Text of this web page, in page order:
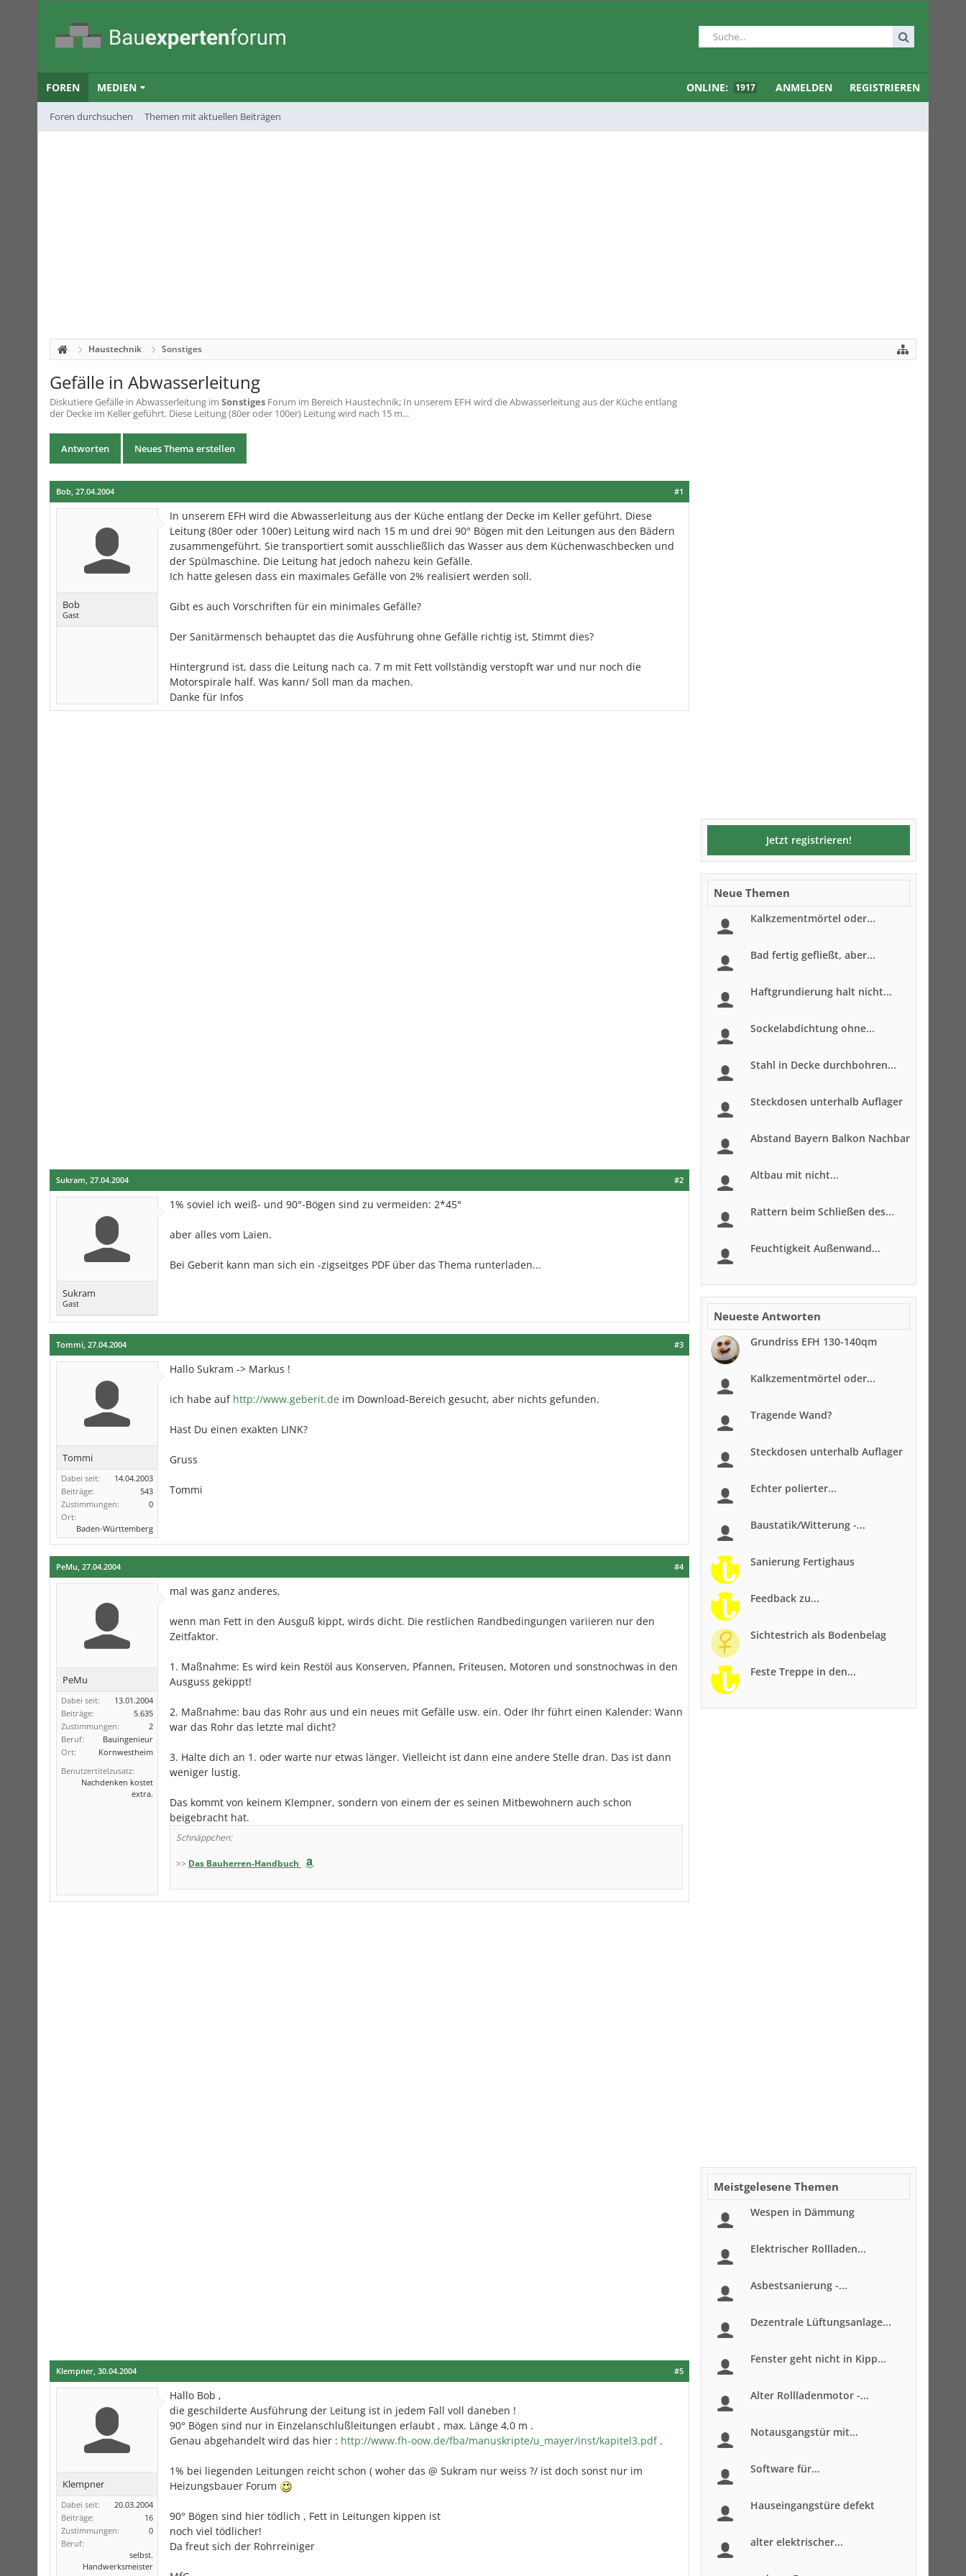
FOREN
Foren durchsuchen Themen mit aktuellen Beiträgen
MEDIEN ONLINE: 1917 ANMELDEN REGISTRIEREN
Haustechnik Sonstiges
Gefälle in Abwasserleitung
DiskutiereGefälle in Abwasserleitung im Sonstiges Forum im Bereich Haustechnik; In unserem EFH wird die Abwasserleitung aus der Küche entlang
der Decke im Keller geführt. Diese Leitung (80er oder 100er) Leitung wird nach 15 m...
Antworten Neues Thema erstellen
#1
Bob, 27.04.2004
Bob
Gast
In unserem EFH wird die Abwasserleitung aus der Küche entlang der Decke im Keller geführt. Diese
Leitung (80er oder 100er) Leitung wird nach 15 m und drei 90° Bögen mit den Leitungen aus den Bädern
zusammengeführt. Sie transportiert somit ausschließlich das Wasser aus dem Küchenwaschbecken und
der Spülmaschine. Die Leitung hat jedoch nahezu kein Gefälle.
Ich hatte gelesen dass ein maximales Gefälle von 2% realisiert werden soll.
Gibt es auch Vorschriften für ein minimales Gefälle?
Der Sanitärmensch behauptet das die Ausführung ohne Gefälle richtig ist, Stimmt dies?
Hintergrund ist, dass die Leitung nach ca. 7 m mit Fett vollständig verstopft war und nur noch die
Motorspirale half. Was kann/ Soll man da machen.
Danke für Infos
#2
Sukram, 27.04.2004
Sukram
Gast
1% soviel ich weiß- und 90°-Bögen sind zu vermeiden: 2*45°
aber alles vom Laien.
Bei Geberit kann man sich ein -zigseitges PDF über das Thema runterladen...
#3
Tommi, 27.04.2004
Tommi
Dabei seit:
14.04.2003
Beiträge:
543
Zustimmungen:
0
Ort:
Baden-Württemberg
Hallo Sukram -> Markus !
ich habe auf http://www.geberit.de im Download-Bereich gesucht, aber nichts gefunden.
Hast Du einen exakten LINK?
Gruss
Tommi
#4
PeMu, 27.04.2004
PeMu
Dabei seit:
13.01.2004
Beiträge:
5.635
Zustimmungen:
2
Beruf:
Bauingenieur
Ort:
Kornwestheim
Benutzertitelzusatz:
Nachdenken kostet
extra.
mal was ganz anderes,
wenn man Fett in den Ausguß kippt, wirds dicht. Die restlichen Randbedingungen variieren nur den
Zeitfaktor.
1. Maßnahme: Es wird kein Restöl aus Konserven, Pfannen, Friteusen, Motoren und sonstnochwas in den
Ausguss gekippt!
2. Maßnahme: bau das Rohr aus und ein neues mit Gefälle usw. ein. Oder Ihr führt einen Kalender: Wann
war das Rohr das letzte mal dicht?
3. Halte dich an 1. oder warte nur etwas länger. Vielleicht ist dann eine andere Stelle dran. Das ist dann
weniger lustig.
Das kommt von keinem Klempner, sondern von einem der es seinen Mitbewohnern auch schon
beigebracht hat.
Schnäppchen:
>> Das Bauherren-Handbuch
#5
Klempner, 30.04.2004
Klempner
Dabei seit:
20.03.2004
Beiträge:
16
Zustimmungen:
0
Beruf:
selbst.
Handwerksmeister
Hallo Bob ,
die geschilderte Ausführung der Leitung ist in jedem Fall voll daneben !
90° Bögen sind nur in Einzelanschlußleitungen erlaubt , max. Länge 4,0 m .
Genau abgehandelt wird das hier : http://www.fh-oow.de/fba/manuskripte/u_mayer/inst/kapitel3.pdf.
1% bei liegenden Leitungen reicht schon ( woher das @ Sukram nur weiss ?/ ist doch sonst nur im
Heizungsbauer Forum
90° Bögen sind hier tödlich , Fett in Leitungen kippen ist
noch viel tödlicher!
Da freut sich der Rohrreiniger
Jetzt registrieren!
Neue Themen
Kalkzementmörtel oder...
Bad fertig gefließt, aber...
Haftgrundierung halt nicht...
Sockelabdichtung ohne...
Stahl in Decke durchbohren...
Steckdosen unterhalb Auflager
Abstand Bayern Balkon Nachbar
Altbau mit nicht...
Rattern beim Schließen des...
Feuchtigkeit Außenwand...
Neueste Antworten
Grundriss EFH 130-140qm
Kalkzementmörtel oder...
Tragende Wand?
Steckdosen unterhalb Auflager
Echter polierter...
Baustatik/Witterung -...
Sanierung Fertighaus
Feedback zu...
Sichtestrich als Bodenbelag
Feste Treppe in den...
Meistgelesene Themen
Wespen in Dämmung
Elektrischer Rollladen...
Asbestsanierung -...
Dezentrale Lüftungsanlage...
Fenster geht nicht in Kipp...
Alter Rollladenmotor -...
Notausgangstür mit...
Software für...
Hauseingangstüre defekt
alter elektrischer...